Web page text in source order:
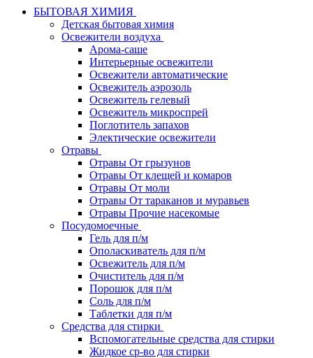
БЫТОВАЯ ХИМИЯ
Детская бытовая химия
Освежители воздуха
Арома-саше
Интерьерные освежители
Освежители автоматические
Освежитель аэрозоль
Освежитель гелевый
Освежитель микроспрей
Поглотитель запахов
Электические освежители
Отравы
Отравы От грызунов
Отравы От клещей и комаров
Отравы От моли
Отравы От тараканов и муравьев
Отравы Прочие насекомые
Посудомоечные
Гель для п/м
Ополаскиватель для п/м
Освежитель для п/м
Очиститель для п/м
Порошок для п/м
Соль для п/м
Таблетки для п/м
Средства для стирки
Вспомогательные средства для стирки
Жидкое ср-во для стирки